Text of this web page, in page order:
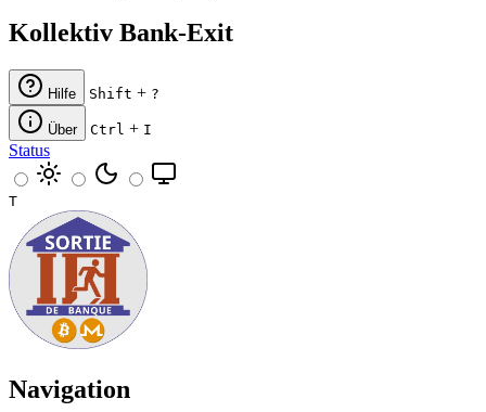
Kollektiv Bank-Exit
Hilfe Shift + ?
Über Ctrl + I
Status
T
Navigation